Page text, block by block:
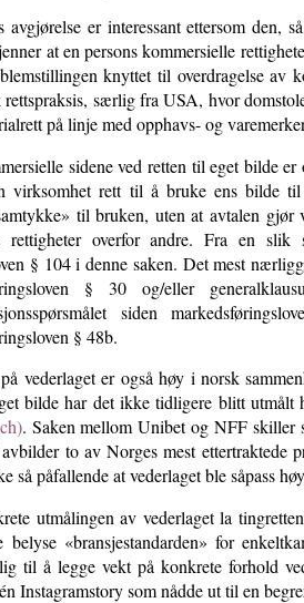
avgjørelse er interessant ettersom den,
at en persons kommersielle
knyttet til overdragelse av
rettspraksis, særlig fra USA, hvor
på linje med opphavs- og
sidene ved retten til eget bilde
virksomhet rett til å bruke ens bilde til
til bruken, uten at avtalen
rettigheter overfor andre. Fra en
§ 104 i denne saken. Det mest
§ 30 og/eller
siden
§ 48b.
vederlaget er også høy i norsk
bilde har det ikke tidligere blitt utmålt
. Saken mellom Unibet og NFF skiller
to av Norges mest ettertraktede
så påfallende at vederlaget ble såpass
utmålingen av vederlaget la
belyse «bransjestandarden» for
til å legge vekt på konkrete forhold
Instagramstory som nådde ut til en